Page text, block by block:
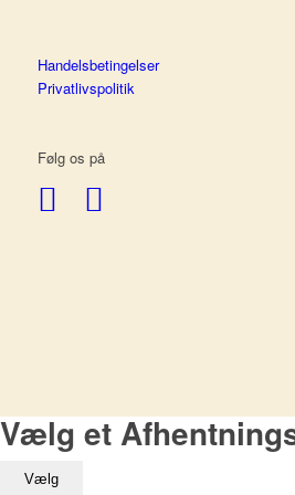
Handelsbetingelser
Privatlivspolitik
Følg os på
Vælg et
Vælg